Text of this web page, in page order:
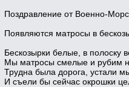
Поздравление от Военно-
Появляются матросы в
Бескозырки белые, в полоску
Мы матросы смелые и рубим
Трудна была дорога, устали
И съели бы сейчас окрошки